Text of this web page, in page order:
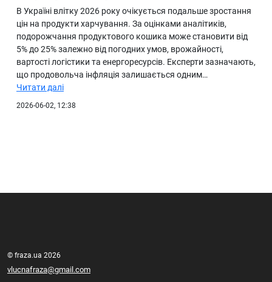
В Україні влітку 2026 року очікується подальше зростання
цін на продукти харчування. За оцінками аналітиків,
подорожчання продуктового кошика може становити від
5% до 25% залежно від погодних умов, врожайності,
вартості логістики та енергоресурсів. Експерти зазначають,
що продовольча інфляція залишається одним…
Читати далі
2026-06-02, 12:38
© fraza.ua 2026
vlucnafraza@gmail.com